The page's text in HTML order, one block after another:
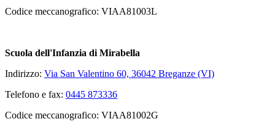
Codice meccanografico: VIAA81003L
Scuola dell'Infanzia di Mirabella
Indirizzo: Via San Valentino 60, 36042 Breganze (VI)
Telefono e fax: 0445 873336
Codice meccanografico: VIAA81002G